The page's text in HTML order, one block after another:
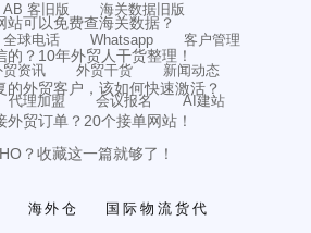
可以免费查海关数据？
？10年外贸人干货整理！
的外贸客户，该如何快速激活？
贸订单？20个接单网站！
？收藏这一篇就够了！
AB 客旧版
海关数据旧版
全球电话 Whatsapp
客户管理
贸资讯 外贸干货
新闻动态
代理加盟 会议报名
AI建站
海外仓 国际物流货代